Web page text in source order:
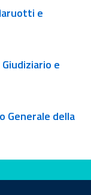
e
e
Generale della